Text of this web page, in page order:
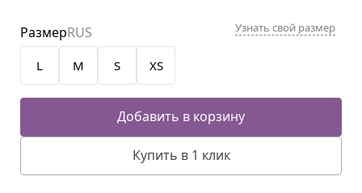
L M S XS
РазмерRUS Узнать свой размер
Добавить в корзину
Купить в 1 клик